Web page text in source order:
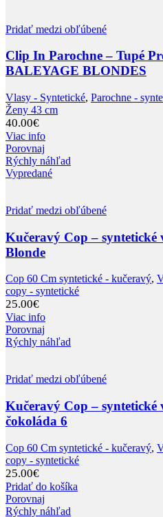
Pridať medzi obľúbené
Clip In Parochne – Tupé
BALEYAGE BLONDES
Vlasy - Syntetické, Parochne -
Ženy 43 cm
40.00€
Viac info
Porovnaj
Rýchly náhľad
Vypredané
Pridať medzi obľúbené
Kučeravý Cop – syntetické
Blonde
Cop 60 Cm syntetické - kučeravý,
copy - syntetické
25.00€
Viac info
Porovnaj
Rýchly náhľad
Pridať medzi obľúbené
Kučeravý Cop – syntetické
čokoláda 6
Cop 60 Cm syntetické - kučeravý,
copy - syntetické
25.00€
Pridať do košíka
Porovnaj
Rýchly náhľad